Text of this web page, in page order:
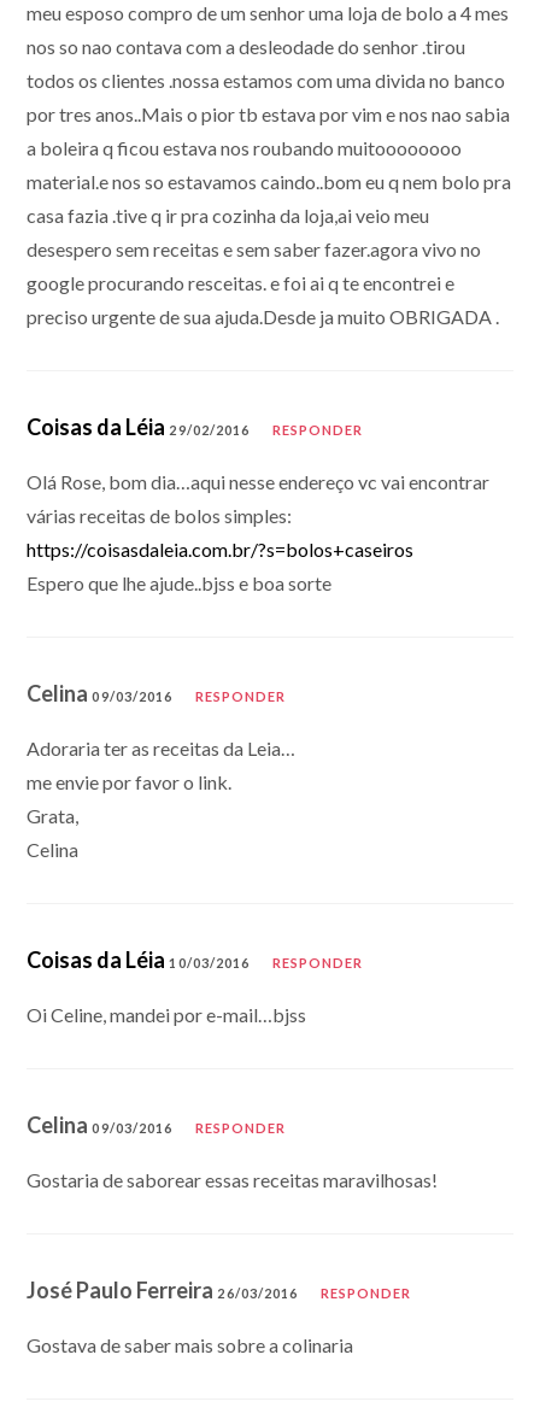
meu esposo compro de um senhor uma loja de bolo a 4 mes
nos so nao contava com a desleodade do senhor .tirou
todos os clientes .nossa estamos com uma divida no banco
por tres anos..Mais o pior tb estava por vim e nos nao sabia
a boleira q ficou estava nos roubando muitoooooooo
material.e nos so estavamos caindo..bom eu q nem bolo pra
casa fazia .tive q ir pra cozinha da loja,ai veio meu
desespero sem receitas e sem saber fazer.agora vivo no
google procurando resceitas. e foi ai q te encontrei e
preciso urgente de sua ajuda.Desde ja muito OBRIGADA .
Coisas da Léia 29/02/2016 RESPONDER
Olá Rose, bom dia…aqui nesse endereço vc vai encontrar
várias receitas de bolos simples:
https://coisasdaleia.com.br/?s=bolos+caseiros
Espero que lhe ajude..bjss e boa sorte
Celina09/03/2016 RESPONDER
Adoraria ter as receitas da Leia…
me envie por favor o link.
Grata,
Celina
Coisas da Léia 10/03/2016 RESPONDER
Oi Celine, mandei por e-mail…bjss
Celina09/03/2016 RESPONDER
Gostaria de saborear essas receitas maravilhosas!
José Paulo Ferreira 26/03/2016 RESPONDER
Gostava de saber mais sobre a colinaria